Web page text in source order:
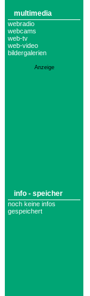
multimedia
webradio
webcams
web-tv
web-video
bildergalerien
Anzeige
info - speicher
noch keine infos
gespeichert